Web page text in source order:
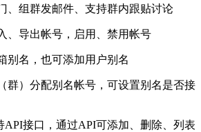
、组群发邮件、支持群内跟贴讨论
、导出帐号，启用、禁用帐号
别名，也可添加用户别名
群）分配别名帐号，可设置别名是否接
API接口，通过API可添加、删除、列表